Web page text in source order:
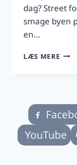
dag? Street
smage byen
en…
LÆS MERE
YouTube